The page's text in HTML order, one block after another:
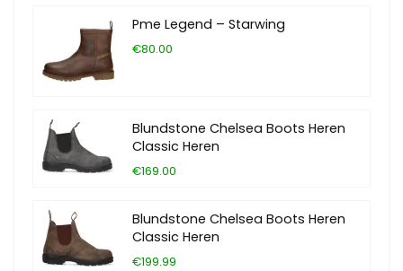
Pme Legend – Starwing
€80.00
Blundstone Chelsea Boots Heren
Classic Heren
€169.00
Blundstone Chelsea Boots Heren
Classic Heren
€199.99